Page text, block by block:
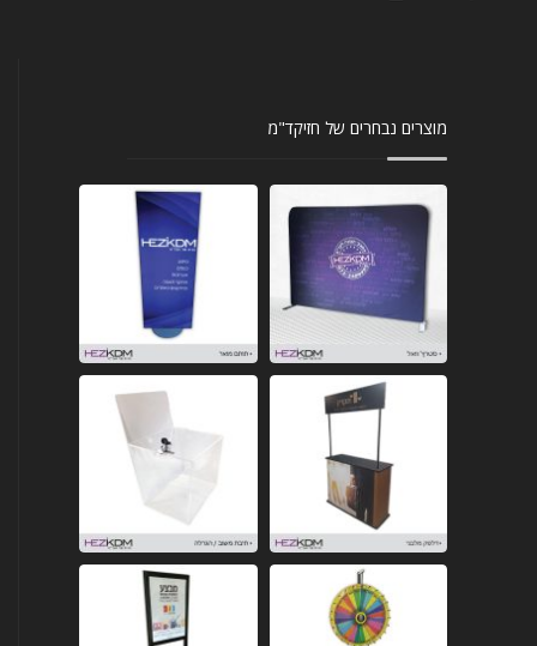
מוצרים נבחרים של חזיקד"מ